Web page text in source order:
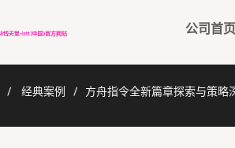
公司首页
经典案例 方舟指令全新篇章探索与策略